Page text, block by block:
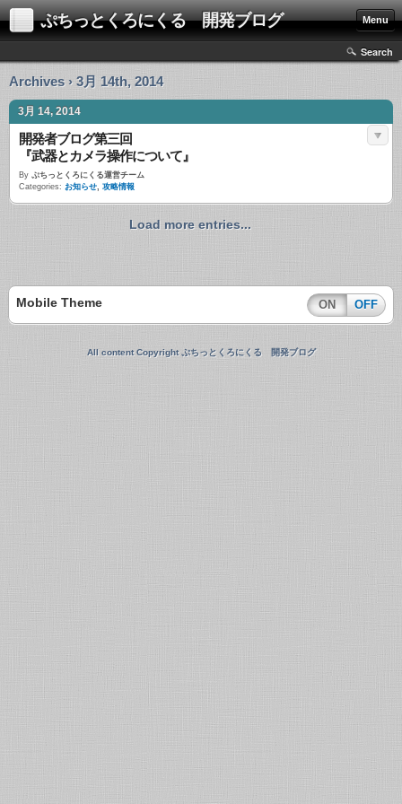
ぷちっとくろにくる 開発ブログ Menu
Search
Archives › 3月 14th, 2014
3月 14, 2014
開発者ブログ第三回
『武器とカメラ操作について』
By ぷちっとくろにくる運営チーム
Categories: お知らせ, 攻略情報
Load more entries...
Mobile Theme ON OFF
All content Copyright ぷちっとくろにくる 開発ブログ